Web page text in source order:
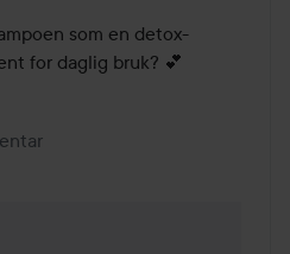
som en detox-
for daglig bruk? 💕